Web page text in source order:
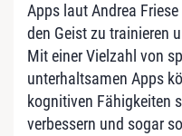
Apps laut Andrea
den Geist zu trainieren
Mit einer Vielzahl von
unterhaltsamen Apps
kognitiven Fähigkeiten
verbessern und sogar